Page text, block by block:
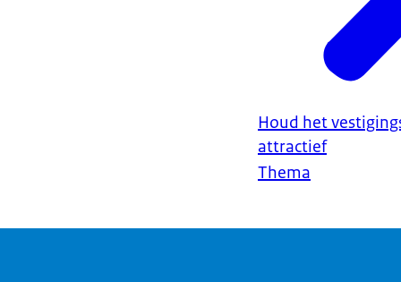
Houd het
attractief
Thema